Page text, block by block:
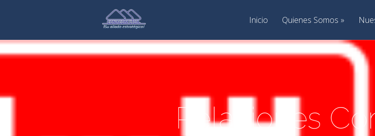
Inicio Quienes Somos
Relaciones